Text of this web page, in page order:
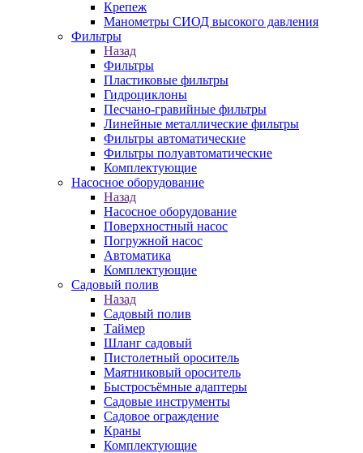
Крепеж
Манометры СИОД высокого давления
Фильтры
Назад
Фильтры
Пластиковые фильтры
Гидроциклоны
Песчано-гравийные фильтры
Линейные металлические фильтры
Фильтры автоматические
Фильтры полуавтоматические
Комплектующие
Насосное оборудование
Назад
Насосное оборудование
Поверхностный насос
Погружной насос
Автоматика
Комплектующие
Садовый полив
Назад
Садовый полив
Таймер
Шланг садовый
Пистолетный ороситель
Маятниковый ороситель
Быстросъёмные адаптеры
Садовые инструменты
Садовое ограждение
Краны
Комплектующие